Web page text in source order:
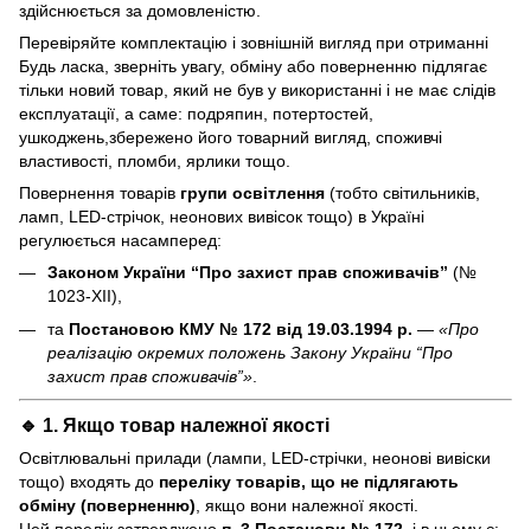
здійснюється за домовленістю.
Перевіряйте комплектацію і зовнішній вигляд при отриманні
Будь ласка, зверніть увагу, обміну або поверненню підлягає
тільки новий товар, який не був у використанні і не має слідів
експлуатації, а саме: подряпин, потертостей,
ушкоджень,збережено його товарний вигляд, споживчі
властивості, пломби, ярлики тощо.
Повернення товарів групи освітлення (тобто світильників,
ламп, LED-стрічок, неонових вивісок тощо) в Україні
регулюється насамперед:
Законом України “Про захист прав споживачів” (№
1023-XII),
та Постановою КМУ № 172 від 19.03.1994 р. — «Про
реалізацію окремих положень Закону України “Про
захист прав споживачів”»
🔹 1. Якщо товар належної якості
Освітлювальні прилади (лампи, LED-стрічки, неонові вивіски
тощо) входять до переліку товарів, що не підлягають
обміну (поверненню), якщо вони належної якості.